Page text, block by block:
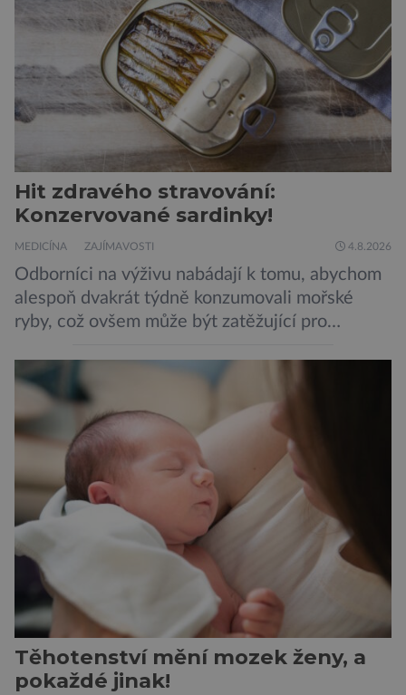
Hit zdravého stravování:
Konzervované sardinky!
MEDICÍNA ZAJÍMAVOSTI 4.8.2026
Odborníci na výživu nabádají k tomu, abychom
alespoň dvakrát týdně konzumovali mořské
ryby, což ovšem může být zatěžující pro
doporučení se nyní staly konzervované
sardinky, které si může dovolit opravdu každý
„Místo toho, aby poskytovaly izolované
mononutrienty, jsou rybí konzervy kompletní
potravinou,“ říká nutriční specialista Colin
Robertson a zdůrazňuje […]
Těhotenství mění mozek ženy, a
pokaždé jinak!